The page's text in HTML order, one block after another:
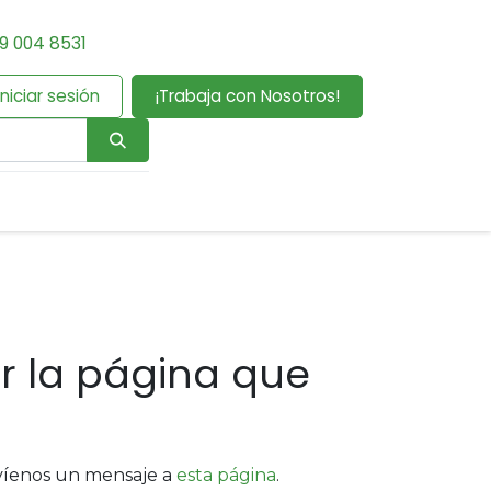
004 8531
sesión ¡Trabaja con Nosotros!
la página que
un mensaje a esta página.